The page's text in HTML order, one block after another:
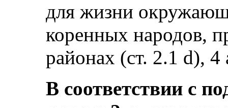
для жизни
коренных народов,
районах (ст. 2.1 d), 4
В соответствии с